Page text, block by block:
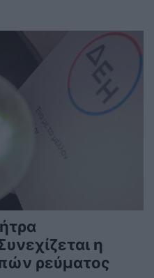
η
ρεύματος